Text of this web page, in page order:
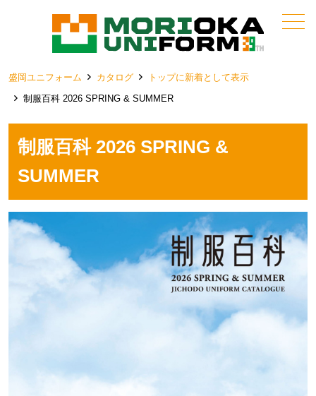
メニュー
盛岡ユニフォーム カタログ
トップに新着として表示
制服百科 2026 SPRING & SUMMER
制服百科 2026 SPRING &
SUMMER